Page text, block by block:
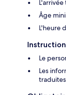
Âge
L'heure
Le
Les